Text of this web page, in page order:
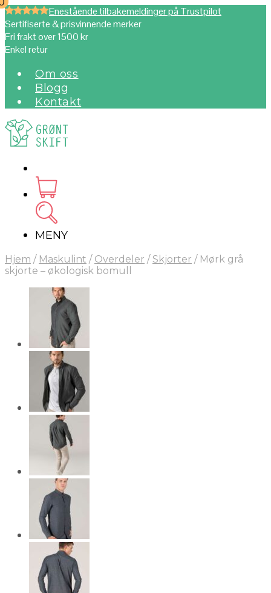
Enestående tilbakemeldinger på Trustpilot
Sertifiserte & prisvinnende merker
Fri frakt over 1500 kr
Enkel retur
Om oss
Blogg
Kontakt
MENY
Hjem / Maskulint / Overdeler / Skjorter /Mørk grå
skjorte – økologisk bomull